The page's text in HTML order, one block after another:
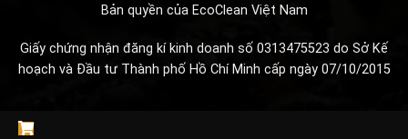
Bản quyền của EcoClean Việt Nam
Giấy chứng nhận đăng kí kinh doanh số 0313475523 do Sở Kế
hoạch và Đầu tư Thành phố Hồ Chí Minh cấp ngày 07/10/2015